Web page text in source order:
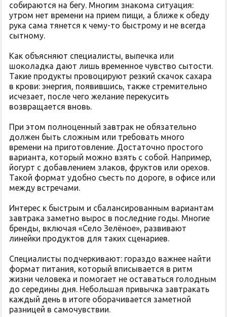
собираются на бегу. Многим знакома ситуация:
утром нет времени на прием пищи, а ближе к обеду
рука сама тянется к чему-то быстрому и не всегда
сытному.
Как объясняют специалисты, выпечка или
шоколадка дают лишь временное чувство сытости.
Такие продукты провоцируют резкий скачок сахара
в крови: энергия, появившись, также стремительно
исчезает, после чего желание перекусить
возвращается вновь.
При этом полноценный завтрак не обязательно
должен быть сложным или требовать много
времени на приготовление. Достаточно простого
варианта, который можно взять с собой. Например,
йогурт с добавлением злаков, фруктов или орехов.
Такой формат удобно съесть по дороге, в офисе или
между встречами.
Интерес к быстрым и сбалансированным вариантам
завтрака заметно вырос в последние годы. Многие
бренды, включая «Село Зелёное», развивают
линейки продуктов для таких сценариев.
Специалисты подчеркивают: гораздо важнее найти
формат питания, который вписывается в ритм
жизни человека и помогает не оставаться голодным
до середины дня. Небольшая привычка завтракать
каждый день в итоге оборачивается заметной
разницей в самочувствии.